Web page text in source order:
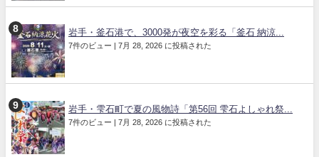
岩手・釜石港で、3000発が夜空を彩る「釜石 納涼...
7件のビュー | 7月 28, 2026 に投稿された
岩手・雫石町で夏の風物詩「第56回 雫石よしゃれ祭...
7件のビュー | 7月 28, 2026 に投稿された